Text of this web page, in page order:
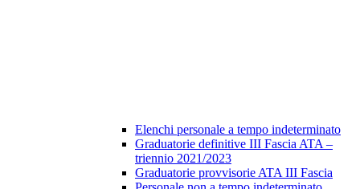
Elenchi personale a tempo indeterminato
Graduatorie definitive III Fascia ATA –
triennio 2021/2023
Graduatorie provvisorie ATA III Fascia